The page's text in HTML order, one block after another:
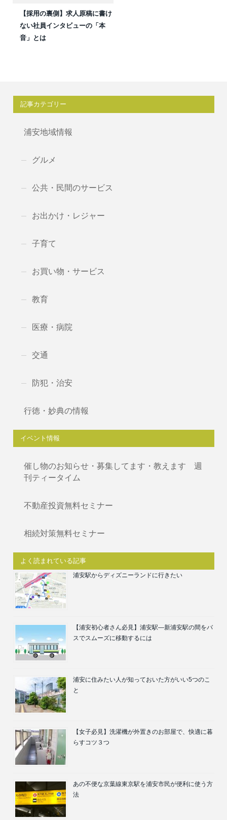
【採用の裏側】求人原稿に書け
ない社員インタビューの「本
音」とは
記事カテゴリー
浦安地域情報
グルメ
公共・民間のサービス
お出かけ・レジャー
子育て
お買い物・サービス
教育
医療・病院
交通
防犯・治安
行徳・妙典の情報
イベント情報
催し物のお知らせ・募集してます・教えます 週
刊ティータイム
不動産投資無料セミナー
相続対策無料セミナー
よく読まれている記事
浦安駅からディズニーランドに行きたい
【浦安初心者さん必見】浦安駅―新浦安駅の間をバ
スでスムーズに移動するには
浦安に住みたい人が知っておいた方がいい5つのこ
と
【女子必見】洗濯機が外置きのお部屋で、快適に暮
らすコツ３つ
あの不便な京葉線東京駅を浦安市民が便利に使う方
法